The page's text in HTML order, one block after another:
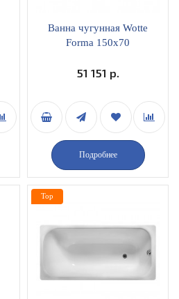
Ванна чугунная Wotte
Forma 150x70
51 151 р.
Подробнее
Top